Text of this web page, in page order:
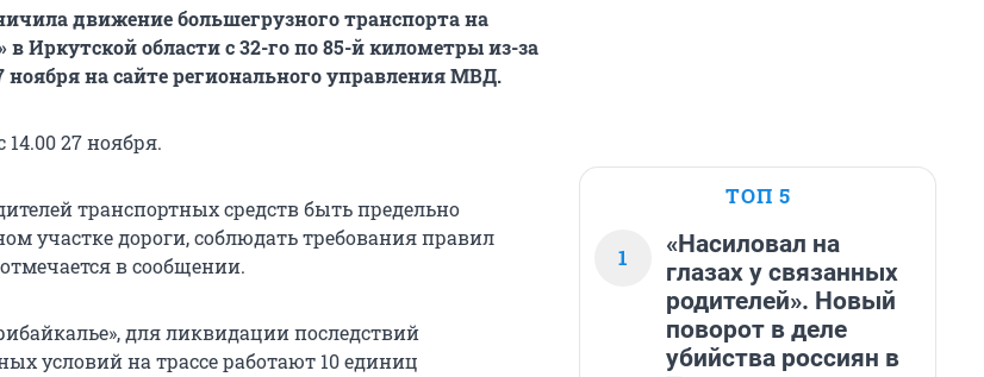
движение большегрузного транспорта на
в Иркутской области с 32-го по 85-й километры из-за
ноября на сайте регионального управления МВД.
27 ноября.
транспортных средств быть предельно
участке дороги, соблюдать требования правил
в сообщении.
для ликвидации последствий
условий на трассе работают 10 единиц
ТОП 5
1
«Насиловал на
глазах у связанных
родителей». Новый
поворот в деле
убийства россиян в